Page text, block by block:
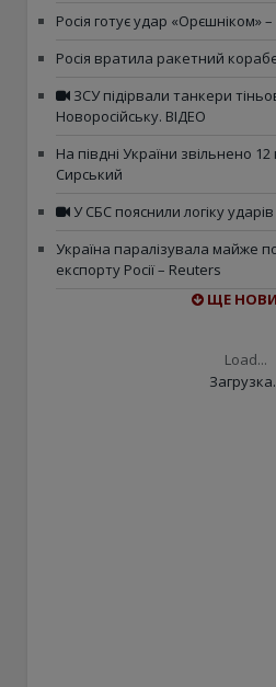
Росія готує удар «Орєшніком»
Росія вратила ракетний
ЗСУ підірвали танкери
Новоросійську. ВІДЕО
На півдні України звільнено
Сирський
У СБС пояснили логіку ударів
Україна паралізувала майже
експорту Росії – Reuters
ЩЕ
Load...